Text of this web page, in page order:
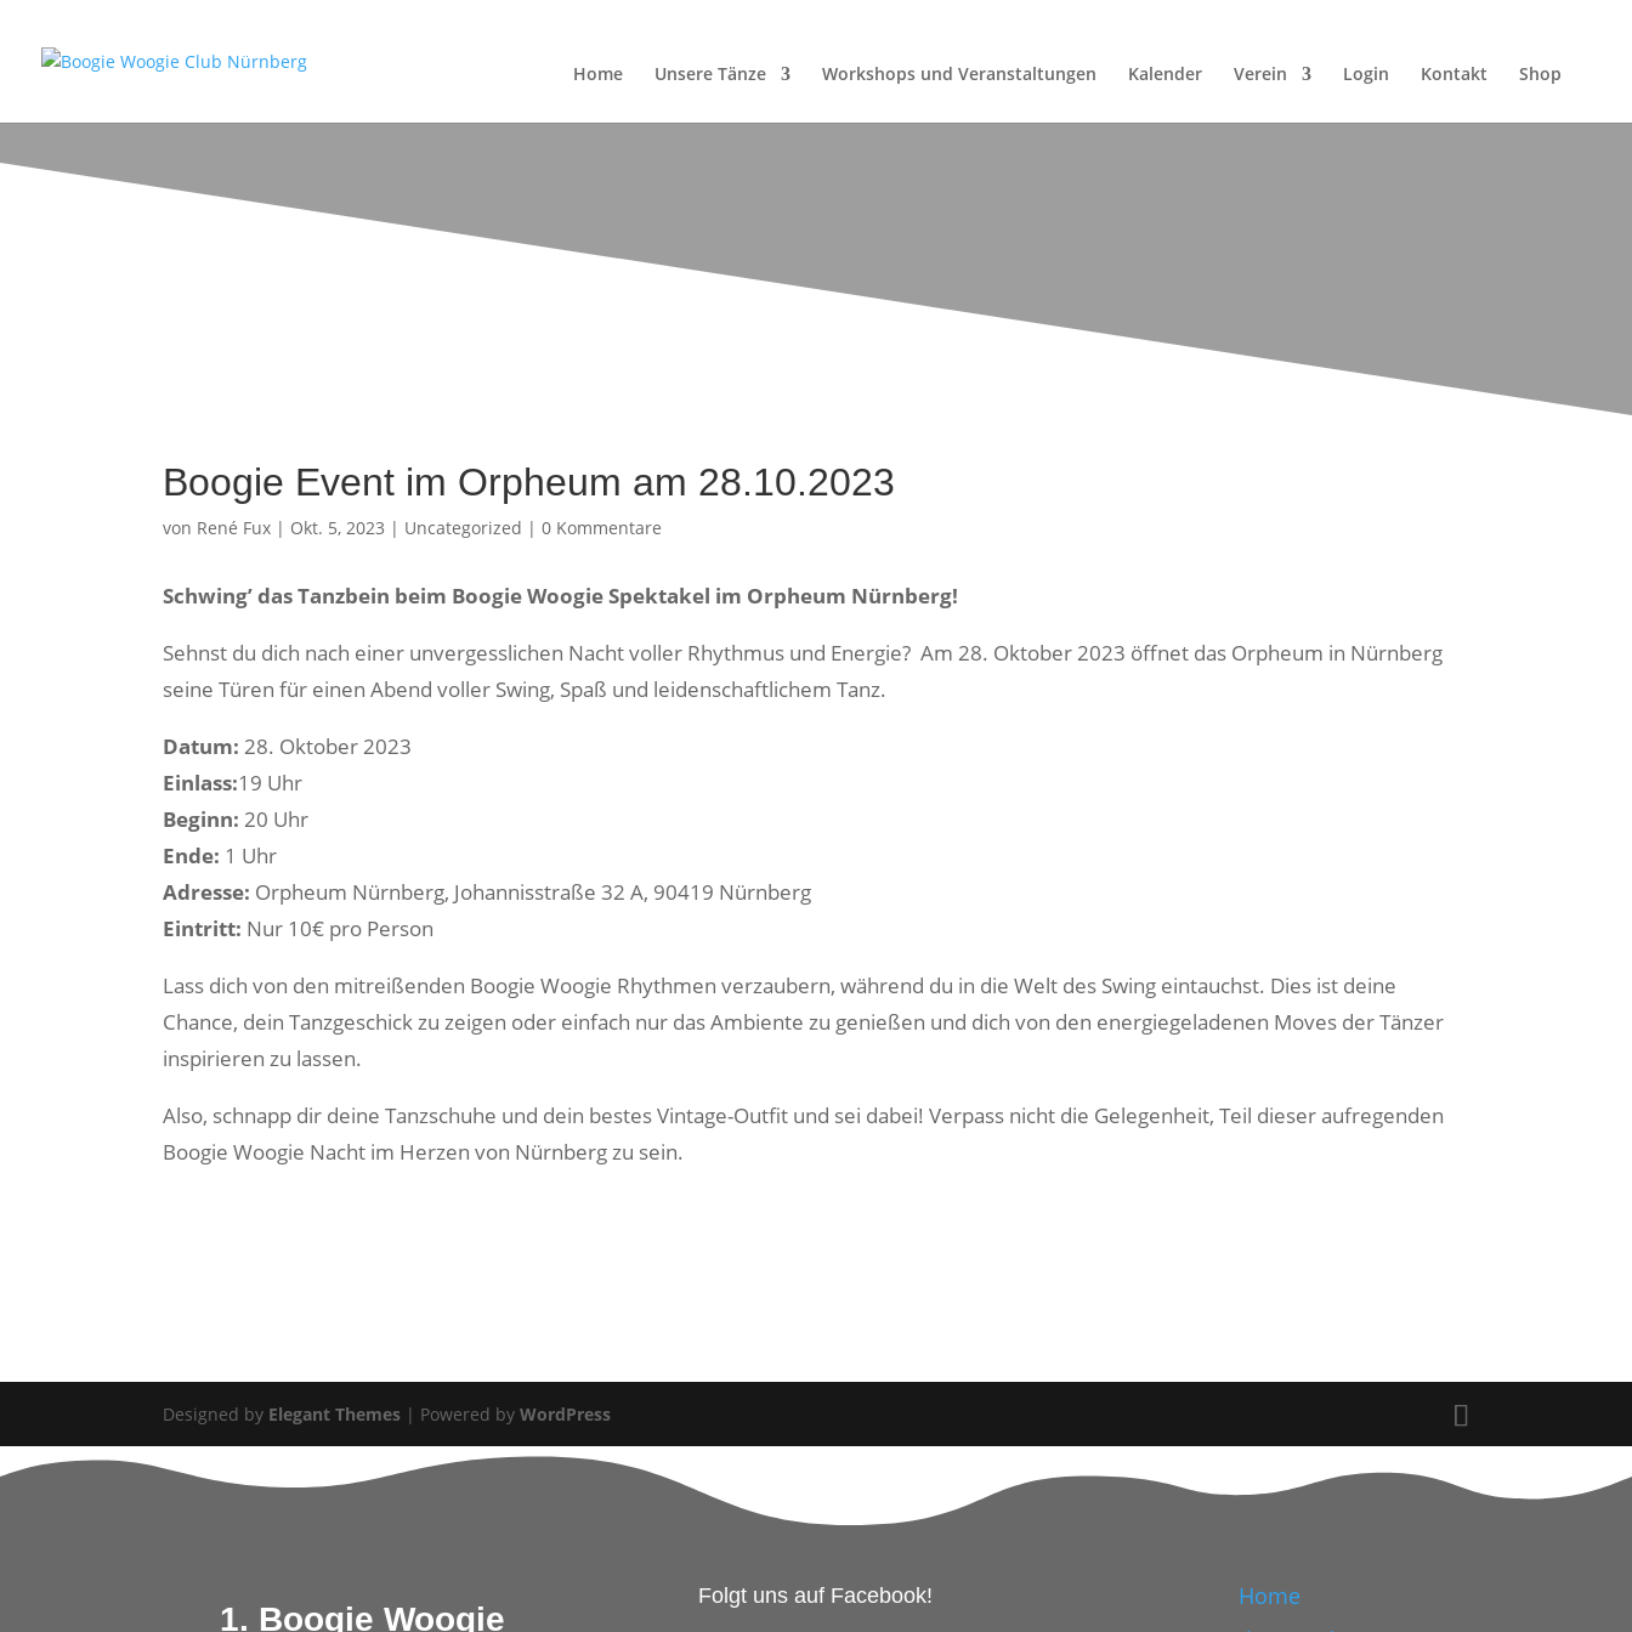
Home Unsere Tänze Workshops und Veranstaltungen Kalender Verein Login Kontakt Shop
Boogie Event im Orpheum am 28.10.2023
von René Fux | Okt. 5, 2023 | Uncategorized |0 Kommentare
Schwing’ das Tanzbein beim Boogie Woogie Spektakel im Orpheum Nürnberg!
Sehnst du dich nach einer unvergesslichen Nacht voller Rhythmus und Energie? Am 28. Oktober 2023 öffnet das Orpheum in Nürnberg
seine Türen für einen Abend voller Swing, Spaß und leidenschaftlichem Tanz.
Datum: 28. Oktober 2023
Einlass:19 Uhr
Beginn: 20 Uhr
Ende: 1 Uhr
Adresse: Orpheum Nürnberg, Johannisstraße 32 A, 90419 Nürnberg
Eintritt: Nur 10€ pro Person
Lass dich von den mitreißenden Boogie Woogie Rhythmen verzaubern, während du in die Welt des Swing eintauchst. Dies ist deine
Chance, dein Tanzgeschick zu zeigen oder einfach nur das Ambiente zu genießen und dich von den energiegeladenen Moves der Tänzer
inspirieren zu lassen.
Also, schnapp dir deine Tanzschuhe und dein bestes Vintage-Outfit und sei dabei! Verpass nicht die Gelegenheit, Teil dieser aufregenden
Boogie Woogie Nacht im Herzen von Nürnberg zu sein.
Designed by Elegant Themes | Powered byWordPress
1. Boogie Woogie
Folgt uns auf Facebook!
Home